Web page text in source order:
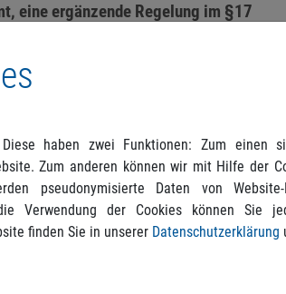
eine ergänzende Regelung im §17
wird, dass auch für die nach
weiterhin wahlärztliche
dies heute bei stationärer und
Behandlungen im
dafür spricht, aufgrund dieser
Leistungen für möglich zu
Frage, warum der Gesetzgeber die
im §115e Abs. 3 SGB V geregelt hat
1 KHEntG.
Diese haben zwei Funktionen: Zum
Zum anderen können wir mit Hilfe der
pseudonymisierte Daten von
Verwendung der Cookies können Sie
finden Sie in unserer Datenschutzerklärung